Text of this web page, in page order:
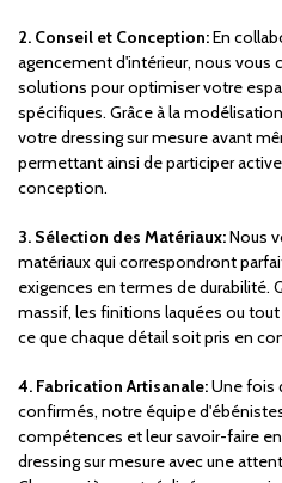
2. Conseil et Conception:En
agencement d'intérieur, nous vous
solutions pour optimiser votre
spécifiques. Grâce à la
votre dressing sur mesure avant
permettant ainsi de participer
conception.
3. Sélection des Matériaux:Nous
matériaux qui correspondront
exigences en termes de durabilité.
massif, les finitions laquées ou
ce que chaque détail soit pris en
4. Fabrication Artisanale:Une fois
confirmés, notre équipe
compétences et leur savoir-faire
dressing sur mesure avec une